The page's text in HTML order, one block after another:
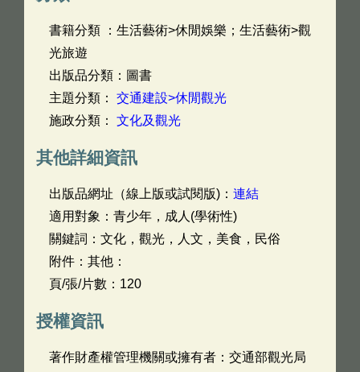
書籍分類 ：生活藝術>休閒娛樂；生活藝術>觀
光旅遊
出版品分類：圖書
主題分類： 交通建設>休閒觀光
施政分類： 文化及觀光
其他詳細資訊
出版品網址（線上版或試閱版)： 連結
適用對象：青少年，成人(學術性)
關鍵詞：文化，觀光，人文，美食，民俗
附件：其他：
頁/張/片數：120
授權資訊
著作財產權管理機關或擁有者：交通部觀光局